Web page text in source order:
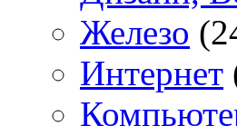
Железо
Интернет